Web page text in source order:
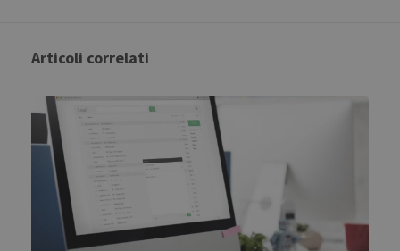
Articoli correlati